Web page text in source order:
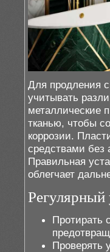
Для продления
учитывать
металлические
тканью, чтобы
коррозии.
средствами без
Правильная
облегчает
Регулярный
Протирать
Проверять